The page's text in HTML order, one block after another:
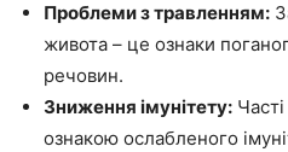
Проблеми з травленням:
живота – це ознаки
речовин.
Зниження імунітету:
ознакою ослабленого